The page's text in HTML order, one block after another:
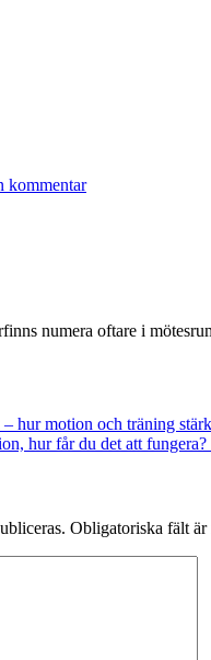
kommentar
numera oftare i
hur motion och träning
hur får du det att fungera?
Obligatoriska fält är